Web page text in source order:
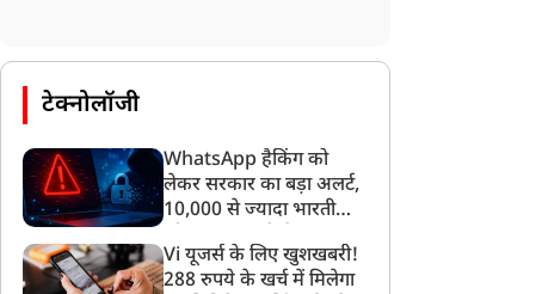
टेक्नोलॉजी
WhatsApp हैकिंग को
लेकर सरकार का बड़ा अलर्ट,
10,000 से ज्यादा भारतीयों
गया
Vi यूजर्स के लिए खुशखबरी!
288 रुपये के खर्च में मिलेगा